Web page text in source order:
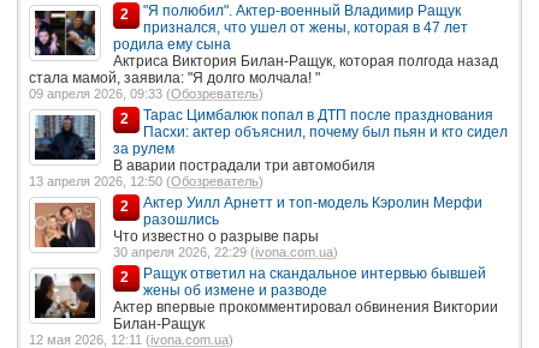
2
"Я полюбил". Актер-военный Владимир Ращук
признался, что ушел от жены, которая в 47 лет
родила ему сына
Актриса Виктория Билан-Ращук, которая полгода назад
стала мамой, заявила: "Я долго молчала! "
09 апреля 2026, 09:33 (Обозреватель)
2
Тарас Цимбалюк попал в ДТП после празднования
Пасхи: актер объяснил, почему был пьян и кто сидел
за рулем
В аварии пострадали три автомобиля
13 апреля 2026, 12:50 (Обозреватель)
2
Актер Уилл Арнетт и топ-модель Кэролин Мерфи
разошлись
Что известно о разрыве пары
30 апреля 2026, 22:29 (ivona.com.ua)
2
Ращук ответил на скандальное интервью бывшей
жены об измене и разводе
Актер впервые прокомментировал обвинения Виктории
Билан-Ращук
12 мая 2026, 12:11 (ivona.com.ua)